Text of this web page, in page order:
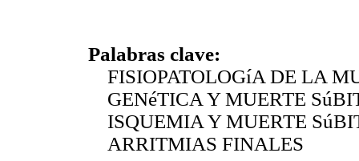
Palabras clave:
FISIOPATOLOGíA DE LA
GENéTICA Y MUERTE
ISQUEMIA Y MUERTE
ARRITMIAS FINALES